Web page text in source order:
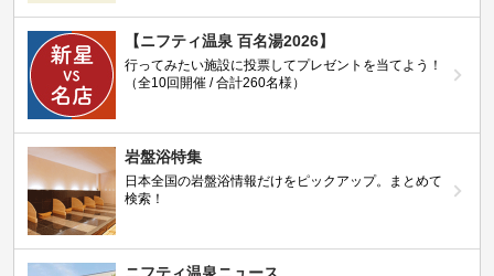
【ニフティ温泉 百名湯2026】
行ってみたい施設に投票してプレゼントを当てよう！
（全10回開催 / 合計260名様）
岩盤浴特集
日本全国の岩盤浴情報だけをピックアップ。まとめて
検索！
ニフティ温泉ニュース